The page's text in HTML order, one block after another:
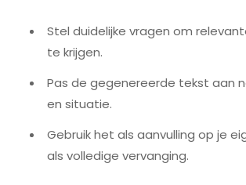
Stel duidelijke vragen om
te krijgen.
Pas de gegenereerde tekst aan
en situatie.
Gebruik het als aanvulling op je
als volledige vervanging.